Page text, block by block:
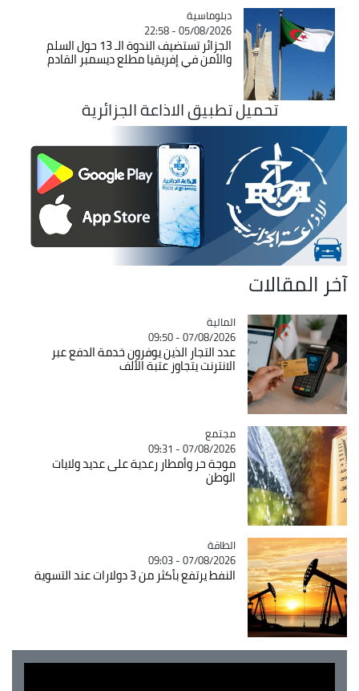
Catégorie
دبلوماسية
05/08/2026 - 22:58
الجزائر تستضيف الندوة الـ 13 حول السلم
والأمن في إفريقيا مطلع ديسمبر القادم
تحميل تطبيق الاذاعة الجزائرية
آخر المقالات
Catégorie
المالية
07/08/2026 - 09:50
عدد التجار الذين يوفرون خدمة الدفع عبر
الانترنت يتجاوز عتبة الألف
Catégorie
مجتمع
07/08/2026 - 09:31
موجة حر وأمطار رعدية على عديد ولايات
الوطن
Catégorie
الطاقة
07/08/2026 - 09:03
النفط يرتفع بأكثر من 3 دولارات عند التسوية